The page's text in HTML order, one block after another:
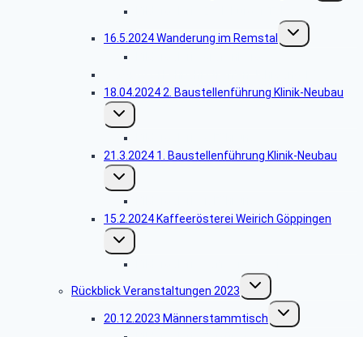
16.5.2024 Wanderung im Remstal
Untermenü
umschalten
18.04.2024 2. Baustellenführung Klinik-Neubau
Untermenü
umschalten
21.3.2024 1. Baustellenführung Klinik-Neubau
Untermenü
umschalten
15.2.2024 Kaffeerösterei Weirich Göppingen
Untermenü
umschalten
Rückblick Veranstaltungen 2023
Untermenü
umschalten
20.12.2023 Männerstammtisch
Untermenü
umschalten